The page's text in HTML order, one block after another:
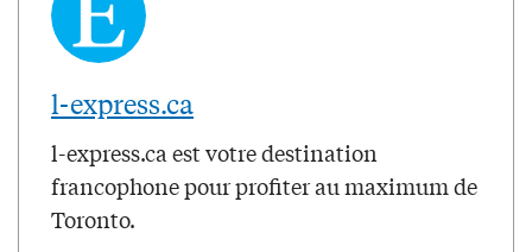
l-express.ca
l-express.ca est votre destination
francophone pour profiter au maximum de
Toronto.